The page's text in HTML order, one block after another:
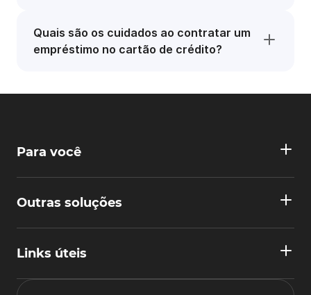
Quais são os cuidados ao contratar um
empréstimo no cartão de crédito?
Para você
Outras soluções
Links úteis